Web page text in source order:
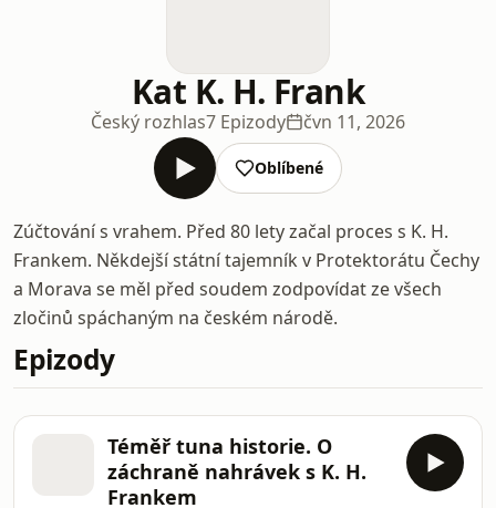
Kat K. H. Frank
Český rozhlas7 Epizody čvn 11, 2026
Oblíbené
Zúčtování s vrahem. Před 80 lety začal proces s K. H.
Frankem. Někdejší státní tajemník v Protektorátu Čechy
a Morava se měl před soudem zodpovídat ze všech
zločinů spáchaným na českém národě.
Epizody
Téměř tuna historie. O
záchraně nahrávek s K. H.
Frankem